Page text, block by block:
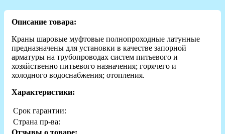
Описание товара:
Краны шаровые муфтовые полнопроходные латунные
предназначены для установки в качестве запорной
арматуры на трубопроводах систем питьевого и
хозяйственно питьевого назначения; горячего и
холодного водоснабжения; отопления.
Характеристики:
Срок гарантии:
Страна пр-ва:
Отзывы о товаре: